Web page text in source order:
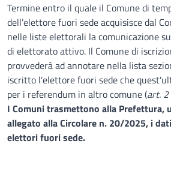
Termine entro il quale il Comune di
dell’elettore fuori sede acquisisce dal
nelle liste elettorali la comunicazione
di elettorato attivo. Il Comune di
provvederà ad annotare nella lista
iscritto l'elettore fuori sede che
per i referendum in altro comune (art.
I Comuni trasmettono alla Prefettura,
allegato alla Circolare n. 20/2025, i
elettori fuori sede.